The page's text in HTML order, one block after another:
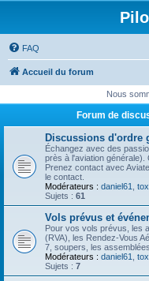
FAQ
Accueil du forum
Nous
Forum de
Discussions d'ordre
Échangez avec des
près à l'aviation générale).
Prenez contact avec
le contact.
Modérateurs : daniel61
Sujets : 61
Vols prévus et
Pour vos vols prévus, les
(RVA), les Rendez-Vous
7, soupers, les
Modérateurs : daniel61
Sujets : 7